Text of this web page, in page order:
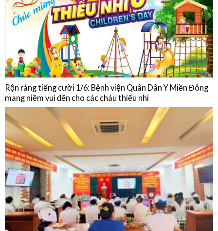
HOẠT ĐỘNG
Rộn ràng tiếng cười 1/6: Bệnh viện Quân Dân Y Miền Đông
mang niềm vui đến cho các cháu thiếu nhi